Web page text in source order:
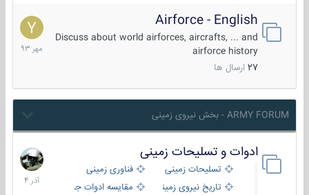
Airforce - English
Discuss about world airforces, aircrafts, ... and
airforce history
27 ارسال ها
15
مهر
1393
ARMY FORUM - بخش نیروی زمینی
ادوات و تسلیحات زمینی
تسلیحات زمینی
فناوری زمینی
تاریخ نیروی زمینی
مقایسه ادوات جنگی
21
آذر
1404